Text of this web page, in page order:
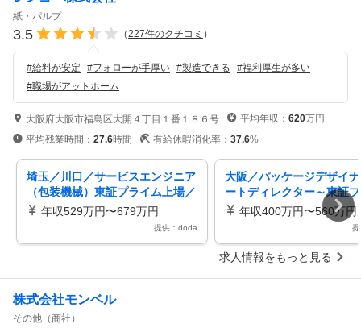
紙・パルプ
3.5 （227件のクチコミ ）
#給料が安定 #フォローが手厚い #製造できる #福利厚生が多い
#職場がアットホーム
大阪府大阪市福島区大開４丁目１番１８６号 平均年収： 620万円
平均残業時間： 27.6時間 有給休暇消化率： 37.6%
埼玉／川口／サービスエンジニア
（包装機械）東証プライム上場／
段ボールのトップシェア／業界最
年収529万円〜679万円
提供：doda
大阪／パッケージデザイ
ートディレクター～東証
上場／段ボール生産NO1
年収400万円〜560万円
求人情報をもっと見る
株式会社モンベル
その他（商社）